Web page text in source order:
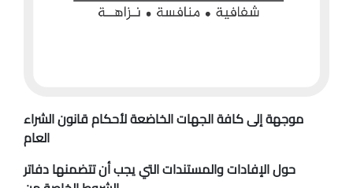
موجهة إلى كافة الجهات الخاضعة لأحكام قانون الشراء
العام
حول الإفادات والمستندات التي يجب أن تتضمنها دفاتر